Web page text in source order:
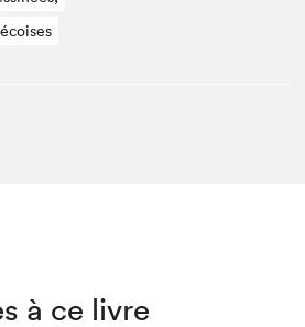
à ce livre